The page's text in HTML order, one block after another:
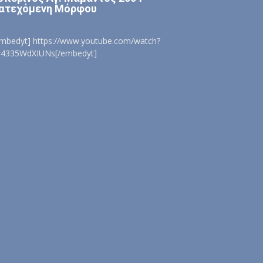
Μόρφου
https://www.youtube.com/watch?
embedyt]